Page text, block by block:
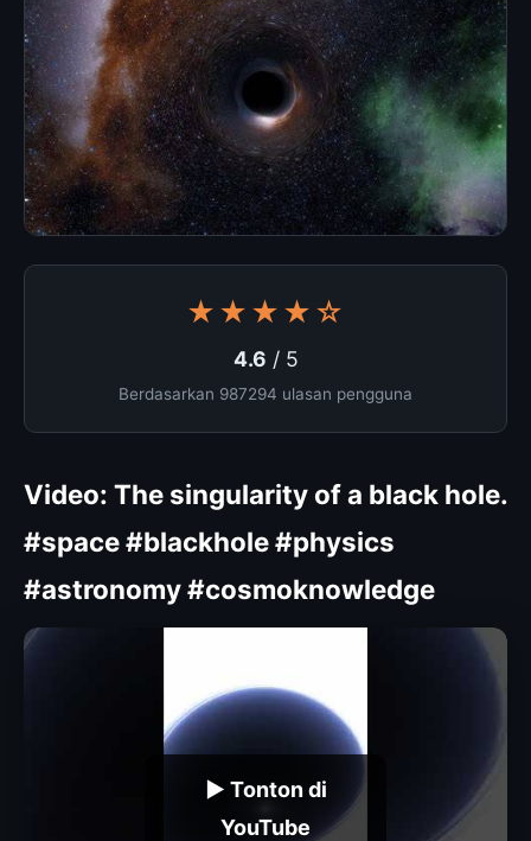
★★★★☆
4.6 / 5
Berdasarkan 987294 ulasan pengguna
Video: The singularity of a black hole.
#space #blackhole #physics
#astronomy #cosmoknowledge
▶ Tonton di
YouTube